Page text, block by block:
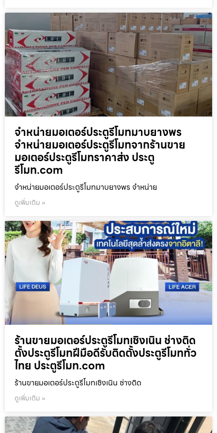
จำหน่ายมอเตอร์ประตูรีโมทมาบยางพร
จำหน่ายมอเตอร์ประตูรีโมทจากร้านขาย
มอเตอร์ประตูรีโมทราคาส่ง ประตู
รีโมท.com
จำหน่ายมอเตอร์ประตูรีโมทมาบยางพร จำหน่าย
ดูเพิ่มเติม »
ร้านขายมอเตอร์ประตูรีโมทเชิงเนิน ช่างติด
ตั้งประตูรีโมทฝีมือดีรับติดตั้งประตูรีโมททั่ว
ไทย ประตูรีโมท.com
ร้านขายมอเตอร์ประตูรีโมทเชิงเนิน ช่างติด
ดูเพิ่มเติม »